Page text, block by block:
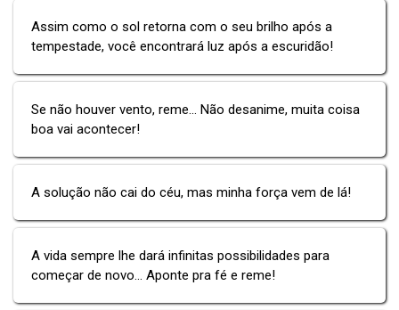
Assim como o sol retorna com o seu brilho após a
tempestade, você encontrará luz após a escuridão!
Se não houver vento, reme... Não desanime, muita coisa
boa vai acontecer!
A solução não cai do céu, mas minha força vem de lá!
A vida sempre lhe dará infinitas possibilidades para
começar de novo... Aponte pra fé e reme!